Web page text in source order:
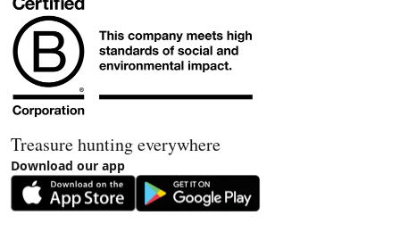
Treasure hunting everywhere
Download our app